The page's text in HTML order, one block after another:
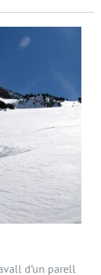
d’un parell